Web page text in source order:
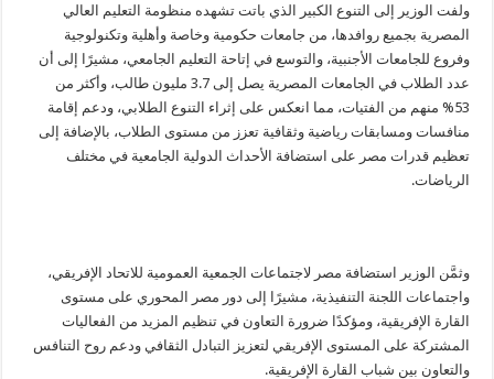
ولفت الوزير إلى التنوع الكبير الذي باتت تشهده منظومة التعليم العالي
المصرية بجميع روافدها، من جامعات حكومية وخاصة وأهلية وتكنولوجية
وفروع للجامعات الأجنبية، والتوسع في إتاحة التعليم الجامعي، مشيرًا إلى أن
عدد الطلاب في الجامعات المصرية يصل إلى 3.7 مليون طالب، وأكثر من
53% منهم من الفتيات، مما انعكس على إثراء التنوع الطلابي، ودعم إقامة
منافسات ومسابقات رياضية وثقافية تعزز من مستوى الطلاب، بالإضافة إلى
تعظيم قدرات مصر على استضافة الأحداث الدولية الجامعية في مختلف
الرياضات.
وثمَّن الوزير استضافة مصر لاجتماعات الجمعية العمومية للاتحاد الإفريقي،
واجتماعات اللجنة التنفيذية، مشيرًا إلى دور مصر المحوري على مستوى
القارة الإفريقية، ومؤكدًا ضرورة التعاون في تنظيم المزيد من الفعاليات
المشتركة على المستوى الإفريقي لتعزيز التبادل الثقافي ودعم روح التنافس
والتعاون بين شباب القارة الإفريقية.